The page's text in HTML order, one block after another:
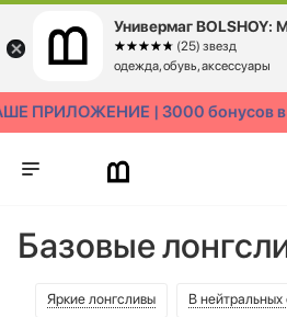
| 3000 бонусов в
Базовые
Яркие лонгсливы В нейтральных
Универмаг BOLSHOY:
☆☆☆☆☆
★★★★★ (25) звезд
одежда, обувь, аксессуары